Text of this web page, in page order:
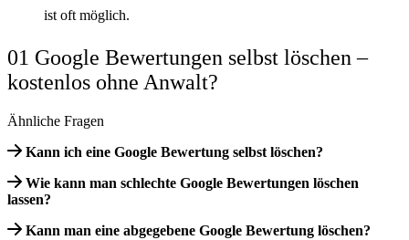
ist oft möglich.
01 Google Bewertungen selbst löschen –
kostenlos ohne Anwalt?
Ähnliche Fragen
Kann ich eine Google Bewertung selbst löschen?
Wie kann man schlechte Google Bewertungen löschen
lassen?
Kann man eine abgegebene Google Bewertung löschen?